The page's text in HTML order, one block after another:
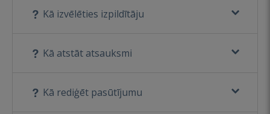
Kā izvēlēties izpildītāju
Kā atstāt atsauksmi
Kā rediģēt pasūtījumu